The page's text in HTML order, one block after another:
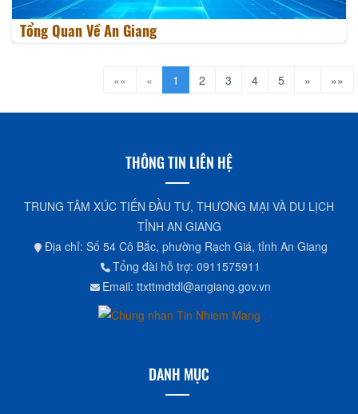
Tổng Quan Về An Giang
«« « 1 2 3 4 5 » »»
THÔNG TIN LIÊN HỆ
TRUNG TÂM XÚC TIẾN ĐẦU TƯ, THƯƠNG MẠI VÀ DU LỊCH
TỈNH AN GIANG
Địa chỉ: Số 54 Cô Bắc, phường Rạch Giá, tỉnh An Giang
Tổng đài hỗ trợ: 0911575911
Email: ttxttmdtdl@angiang.gov.vn
DANH MỤC